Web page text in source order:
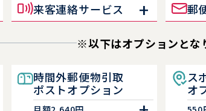
来客連絡サービス 郵
※以下はオプションとな
時間外郵便物引取
ポストオプション
ス
オ